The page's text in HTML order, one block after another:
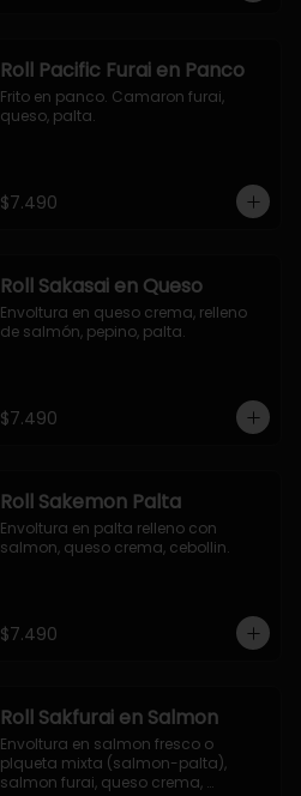
Roll Pacific Furai en Panco
Frito en panco. Camaron furai,
queso, palta.
$7.490
Roll Sakasai en Queso
Envoltura en queso crema, relleno
de salmón, pepino, palta.
$7.490
Roll Sakemon Palta
Envoltura en palta relleno con
salmon, queso crema, cebollin.
$7.490
Roll Sakfurai en Salmon
Envoltura en salmon fresco o
plqueta mixta (salmon-palta),
salmon furai, queso crema,